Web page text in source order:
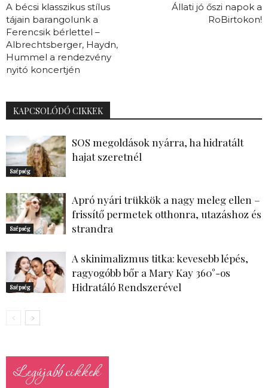
A bécsi klasszikus stílus
tájain barangolunk a
Ferencsik bérlettel –
Albrechtsberger, Haydn,
Hummel a rendezvény
nyitó koncertjén
Állati jó őszi napok a
RoBirtokon!
KAPCSOLÓDÓ CIKKEK
Szépség
SOS megoldások nyárra, ha hidratált
hajat szeretnél
Szépség
Apró nyári trükkök a nagy meleg ellen –
frissítő permetek otthonra, utazáshoz és
strandra
Szépség
A skinimalizmus titka: kevesebb lépés,
ragyogóbb bőr a Mary Kay 360°-os
Hidratáló Rendszerével
Legújabb cikkek